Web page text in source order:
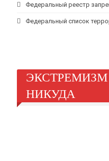
Федеральный реестр
Федеральный список
НИКУДА